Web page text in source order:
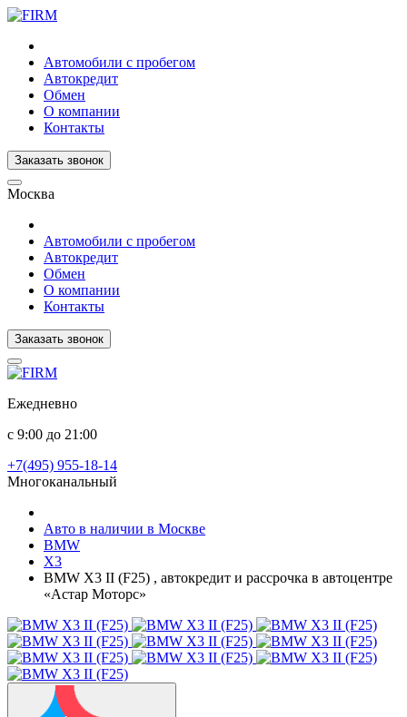
Автомобили с пробегом
Автокредит
Обмен
О компании
Контакты
Заказать звонок
Москва
Автомобили с пробегом
Автокредит
Обмен
О компании
Контакты
Заказать звонок
Ежедневно
с 9:00 до 21:00
+7(495) 955-18-14
Многоканальный
Авто в наличии в Москве
BMW
X3
BMW X3 II (F25) , автокредит и рассрочка в автоцентре
«Астар Моторс»